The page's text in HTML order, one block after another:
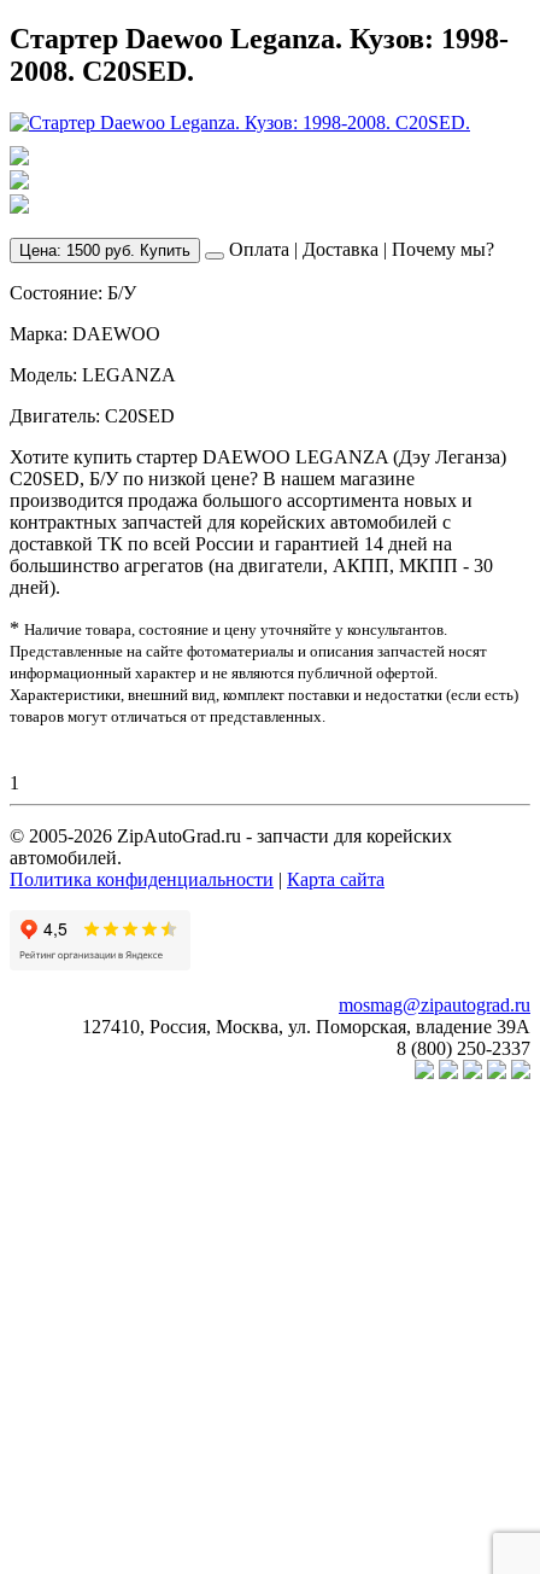
Стартер Daewoo Leganza. Кузов: 1998-
2008. C20SED.
Цена: 1500 руб. Купить Оплата | Доставка | Почему мы?
Состояние: Б/У
Марка: DAEWOO
Модель: LEGANZA
Двигатель: C20SED
Хотите купить стартер DAEWOO LEGANZA (Дэу Леганза)
C20SED, Б/У по низкой цене? В нашем магазине
производится продажа большого ассортимента новых и
контрактных запчастей для корейских автомобилей с
доставкой ТК по всей России и гарантией 14 дней на
большинство агрегатов (на двигатели, АКПП, МКПП - 30
дней).
* Наличие товара, состояние и цену уточняйте у консультантов.
Представленные на сайте фотоматериалы и описания запчастей носят
информационный характер и не являются публичной офертой.
Характеристики, внешний вид, комплект поставки и недостатки (если есть)
товаров могут отличаться от представленных.
1
© 2005-2026 ZipAutoGrad.ru - запчасти для корейских
автомобилей.
Политика конфиденциальности | Карта сайта
mosmag@zipautograd.ru
127410, Россия, Москва, ул. Поморская, владение 39А
8 (800) 250-2337